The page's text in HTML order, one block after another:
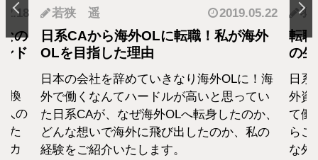
の
ド
換
人の
た
カ
若狭 遥 2019.05.22
日系CAから海外OLに転職！私が海外
OLを目指した理由
日本の会社を辞めていきなり海外OLに！海
外で働くなんてハードルが高いと思ってい
た日系CAが、なぜ海外OLへ転身したのか、
どんな想いで海外に飛び出したのか、私の
経験をご紹介いたします。
羽
転
の
日
外資
て働
らこ
な外